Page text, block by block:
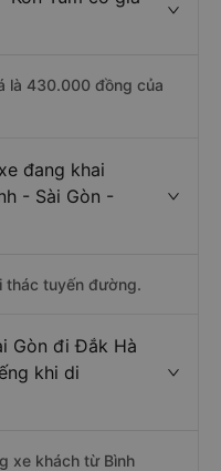
là 430.000 đồng của
đang khai
- Sài Gòn -
thác tuyến đường.
Gòn đi Đắk Hà
khi di
xe khách từ Bình